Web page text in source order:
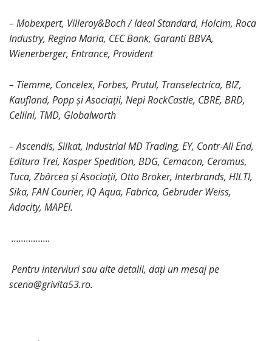
– Mobexpert, Villeroy&Boch / Ideal Standard, Holcim, Roca
Industry, Regina Maria, CEC Bank, Garanti BBVA,
Wienerberger, Entrance, Provident
– Tiemme, Concelex, Forbes, Prutul, Transelectrica, BIZ,
Kaufland, Popp și Asociații, Nepi RockCastle, CBRE, BRD,
Cellini, TMD, Globalworth
– Ascendis, Silkat, Industrial MD Trading, EY, Contr-All End,
Editura Trei, Kasper Spedition, BDG, Cemacon, Ceramus,
Tuca, Zbârcea și Asociații, Otto Broker, Interbrands, HILTI,
Sika, FAN Courier, IQ Aqua, Fabrica, Gebruder Weiss,
Adacity, MAPEI.
…………….
Pentru interviuri sau alte detalii, dați un mesaj pe
scena@grivita53.ro.